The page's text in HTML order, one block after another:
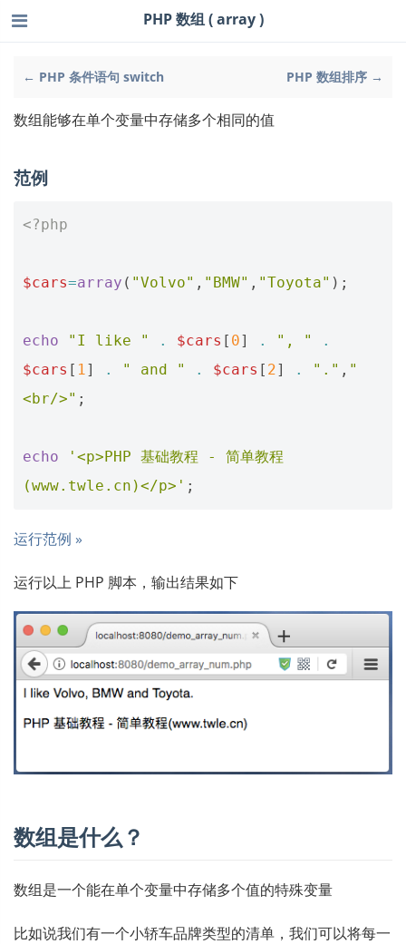
← PHP 条件语句 switch PHP 数组排序 →
PHP 数组 ( array )
数组能够在单个变量中存储多个相同的值
范例
<?php
$cars=array ( "Volvo" , "BMW" , "Toyota" );
echo "I like " . $cars [ 0] . ", "
.
$cars [ 1] . " and " . $cars [ 2] . "." , "
<br/>" ;
echo
'<p>PHP 基础教程 - 简单教程
(www.twle.cn)</p>' ;
运行范例 »
运行以上 PHP 脚本，输出结果如下
数组是什么？
数组是一个能在单个变量中存储多个值的特殊变量
比如说我们有一个小轿车品牌类型的清单，我们可以将每一